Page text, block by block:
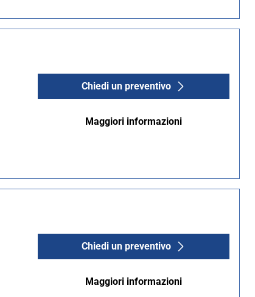
Chiedi un preventivo
Maggiori informazioni
Chiedi un preventivo
Maggiori informazioni